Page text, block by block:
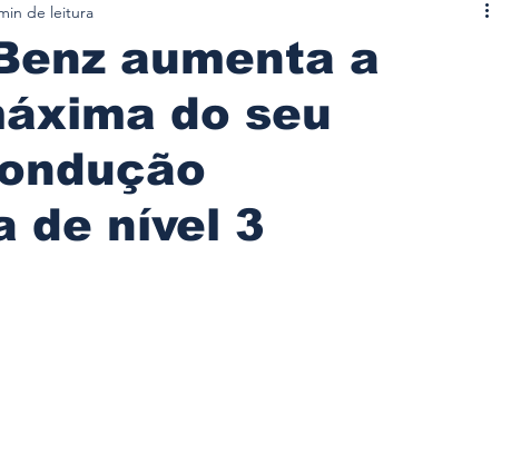
Autocarros Testes e Comparativos
Gastronomia Videojogos/Tecnologia
aumenta a
do seu
de nível 3
de leitura